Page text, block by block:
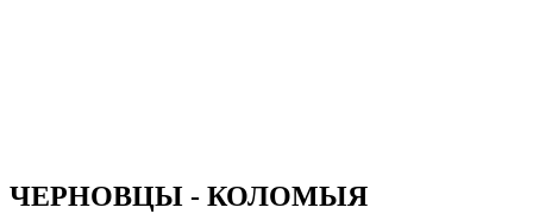
ЧЕРНОВЦЫ - КОЛОМЫЯ